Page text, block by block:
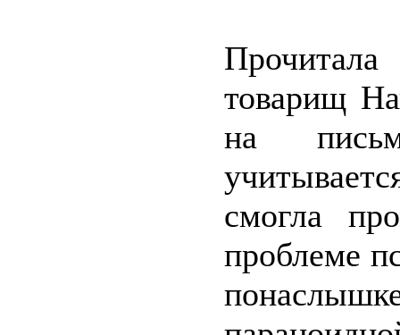
товарищ
на
смогла
проблеме